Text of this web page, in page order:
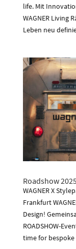
life. Mit
WAGNER Living
Leben neu
Roadshow
WAGNER X
Frankfurt
Design!
ROADSHOW-
time for